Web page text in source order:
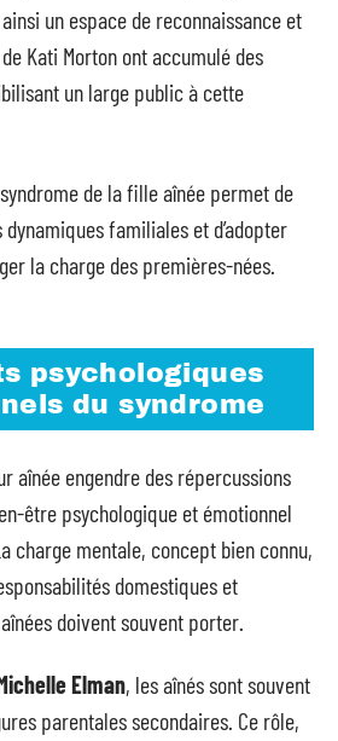
un espace de reconnaissance et
Kati Morton ont accumulé des
un large public à cette
de la fille aînée permet de
familiales et d’adopter
la charge des premières-nées.
psychologiques
du syndrome
aînée engendre des répercussions
être psychologique et émotionnel
charge mentale, concept bien connu,
domestiques et
doivent souvent porter.
Elman, les aînés sont souvent
parentales secondaires. Ce rôle,